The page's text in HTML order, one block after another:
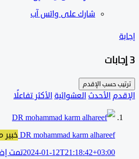
شارك على واتس آب
حسبالإقدم
الأحدثالعشوائيةالأكثر تفاعلًا
DR mohammad karm alhareefخبير مختص
2024-01-12T21:18:42+03:00